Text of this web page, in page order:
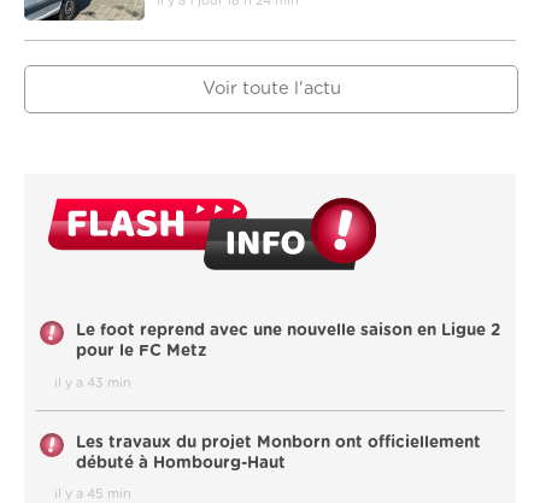
Voir toute l'actu
Le foot reprend avec une nouvelle saison en Ligue 2
pour le FC Metz
il y a 43 min
Les travaux du projet Monborn ont officiellement
débuté à Hombourg-Haut
il y a 45 min